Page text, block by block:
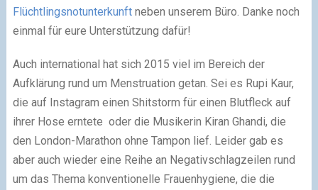
Flüchtlingsnotunterkunftneben unserem Büro. Danke noch
einmal für eure Unterstützung dafür!
Auch international hat sich 2015 viel im Bereich der
Aufklärung rund um Menstruation getan. Sei es Rupi Kaur,
die auf Instagram einen Shitstorm für einen Blutfleck auf
ihrer Hose erntete oder die Musikerin Kiran Ghandi, die
den London-Marathon ohne Tampon lief. Leider gab es
aber auch wieder eine Reihe an Negativschlagzeilen rund
um das Thema konventionelle Frauenhygiene, die die